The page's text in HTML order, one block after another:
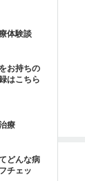
体験談
お持ちの
はこちら
療
どんな病
チェッ